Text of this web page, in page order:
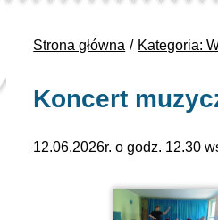
Strona główna Kategoria:
Koncert
12.06.2026r. o godz. 12.30